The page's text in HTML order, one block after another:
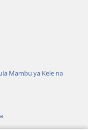
Mambu ya Kele na